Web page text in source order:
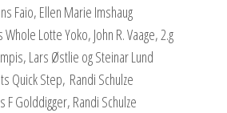
Faio, Ellen Marie Imshaug
Whole Lotte Yoko, John R. Vaage, 2.g
Lars Østlie og Steinar Lund
Quick Step, Randi Schulze
F Golddigger, Randi Schulze